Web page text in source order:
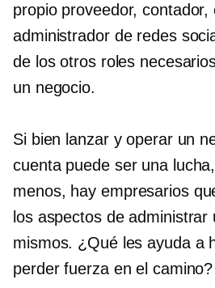
propio proveedor, contador,
administrador de redes
de los otros roles
un negocio.
Si bien lanzar y operar un
cuenta puede ser una
menos, hay empresarios
los aspectos de
mismos. ¿Qué les ayuda a
perder fuerza en el camino?